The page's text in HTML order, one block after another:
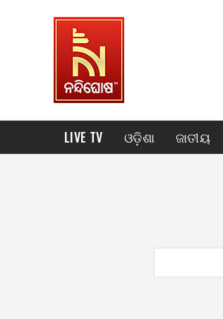
LIVE TV ଓଡ଼ିଶା ଜାତୀୟ